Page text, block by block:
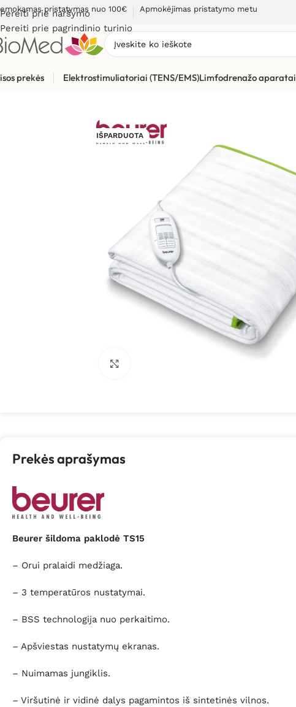
Pereiti prie naršymo
Pereiti prie pagrindinio turinio
pristatymas nuo 100€ Apmokėjimas pristatymo metu
prekės Elektrostimuliatoriai (TENS/EMS)Limfodrenažo aparatai
Sveikatos priežiūrai
IŠPARDUOTA
Prekės aprašymas
Beurer šildoma paklodė TS15
– Orui pralaidi medžiaga.
– 3 temperatūros nustatymai.
– BSS technologija nuo perkaitimo.
– Apšviestas nustatymų ekranas.
– Nuimamas jungiklis.
– Viršutinė ir vidinė dalys pagamintos iš sintetinės vilnos.